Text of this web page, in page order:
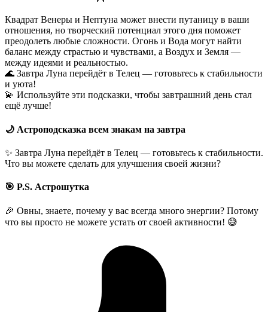
Квадрат Венеры и Нептуна может внести путаницу в ваши
отношения, но творческий потенциал этого дня поможет
преодолеть любые сложности. Огонь и Вода могут найти
баланс между страстью и чувствами, а Воздух и Земля —
между идеями и реальностью.
🌊 Завтра Луна перейдёт в Телец — готовьтесь к стабильности
и уюта!
💫 Используйте эти подсказки, чтобы завтрашний день стал
ещё лучше!
🌙 Астроподсказка всем знакам на завтра
✨ Завтра Луна перейдёт в Телец — готовьтесь к стабильности.
Что вы можете сделать для улучшения своей жизни?
🎯 P.S. Астрошутка
🎉 Овны, знаете, почему у вас всегда много энергии? Потому
что вы просто не можете устать от своей активности! 😅